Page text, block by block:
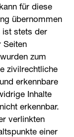
für diese
übernommen
ist stets der
Seiten
zum
zivilrechtliche
erkennbare
Inhalte
erkennbar.
verlinkten
einer